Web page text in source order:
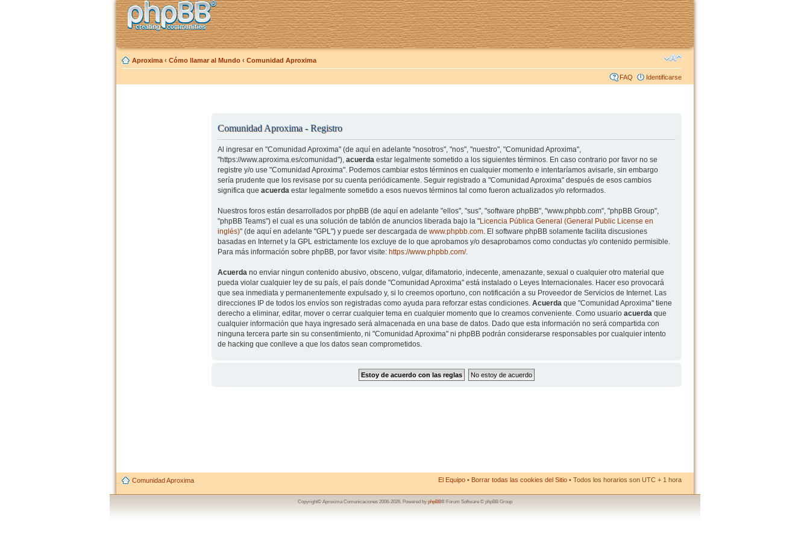
Aproxima ‹ Cómo llamar al Mundo ‹ Comunidad Aproxima
FAQ Identificarse
Comunidad Aproxima - Registro
Al ingresar en "Comunidad Aproxima" (de aquí en adelante "nosotros", "nos", "nuestro", "Comunidad Aproxima",
"https://www.aproxima.es/comunidad"), acuerdaestar legalmente sometido a los siguientes términos. En caso contrario por favor no se
registre y/o use "Comunidad Aproxima". Podemos cambiar estos términos en cualquier momento e intentaríamos avisarle, sin embargo
sería prudente que los revisase por su cuenta periódicamente. Seguir registrado a "Comunidad Aproxima" después de esos cambios
significa que acuerdaestar legalmente sometido a esos nuevos términos tal como fueron actualizados y/o reformados.
Nuestros foros están desarrollados por phpBB (de aquí en adelante "ellos", "sus", "software phpBB", "www.phpbb.com", "phpBB Group",
"phpBB Teams") el cual es una solución de tablón de anuncios liberada bajo la "Licencia Pública General (General Public License en
inglés)" (de aquí en adelante "GPL") y puede ser descargada de www.phpbb.com. El software phpBB solamente facilita discusiones
basadas en Internet y la GPL estrictamente los excluye de lo que aprobamos y/o desaprobamos como conductas y/o contenido permisible.
Para más información sobre phpBB, por favor visite: https://www.phpbb.com/.
Acuerdano enviar ningun contenido abusivo, obsceno, vulgar, difamatorio, indecente, amenazante, sexual o cualquier otro material que
pueda violar cualquier ley de su país, el país donde "Comunidad Aproxima" está instalado o Leyes Internacionales. Hacer eso provocará
que sea inmediata y permanentemente expulsado y, si lo creemos oportuno, con notificación a su Proveedor de Servicios de Internet. Las
direcciones IP de todos los envíos son registradas como ayuda para reforzar estas condiciones. Acuerdaque "Comunidad Aproxima" tiene
derecho a eliminar, editar, mover o cerrar cualquier tema en cualquier momento que lo creamos conveniente. Como usuario acuerdaque
cualquier información que haya ingresado será almacenada en una base de datos. Dado que esta información no será compartida con
ninguna tercera parte sin su consentimiento, ni "Comunidad Aproxima" ni phpBB podrán considerarse responsables por cualquier intento
de hacking que conlleve a que los datos sean comprometidos.
Comunidad Aproxima El Equipo • Borrar todas las cookies del Sitio • Todos los horarios son UTC + 1 hora
Copyright© Aproxima Comunicaciones 2006-2026. Powered by phpBB® Forum Software © phpBB Group